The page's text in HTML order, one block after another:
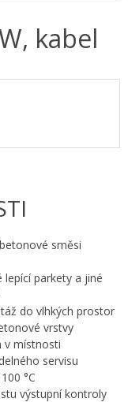
kabel
směsi
parkety a jiné
do vlhkých prostor
vrstvy
v místnosti
servisu
°C
výstupní kontroly